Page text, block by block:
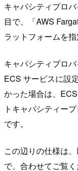
キャパシティプロ
目で、「AWS
ラットフォームを指
キャパシティプロ
ECS サービスに設
かった場合は、
トキャパシティー
です。
この辺りの仕様は
で、合わせてご覧く